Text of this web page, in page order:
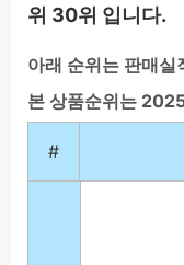
위 30위 입니다.
아래 순위는 판매실
본 상품순위는
#